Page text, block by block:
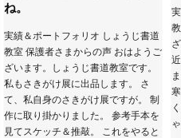
ね。
実績＆ポートフォリオ しょうじ書道
教室 保護者さまからの声 おはようご
ざいます。しょうじ書道教室です。
私もさきがけ展に出品します。 さ
て、私自身のさきがけ展ですが。 制
作に取り掛かりました。 参考手本を
見てスケッチ＆推敲。 これをやると